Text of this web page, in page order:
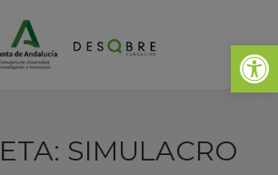
Abrir
SIMULACRO